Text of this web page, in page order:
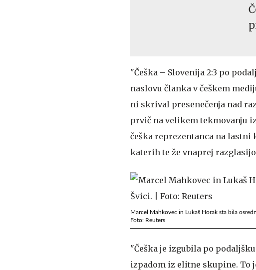
"Češka – Slovenija 2:3 po
naslovu članka v češkem
ni skrival presenečenja nad
prvič na velikem tekmovanju
češka reprezentanca na
katerih te že vnaprej
Marcel Mahkovec in Lukaš Horak sta bila
Foto: Reuters
"Češka je izgubila po
izpadom iz elitne skupine. To